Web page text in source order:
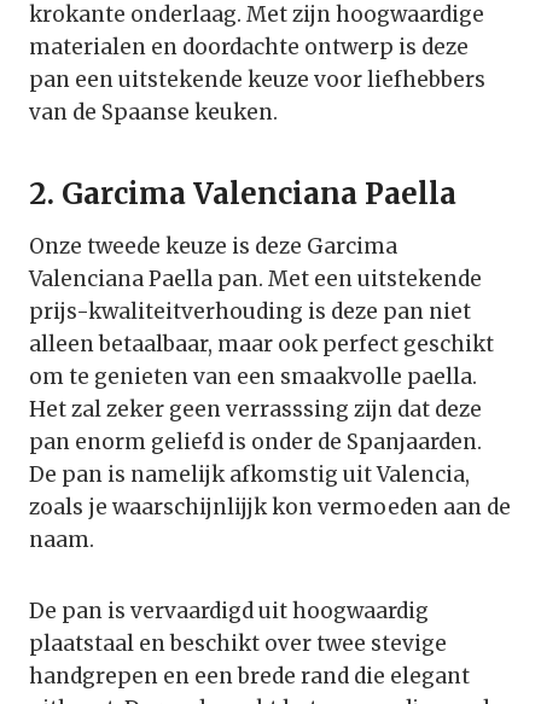
krokante onderlaag. Met zijn hoogwaardige
materialen en doordachte ontwerp is deze
pan een uitstekende keuze voor liefhebbers
van de Spaanse keuken.
2. Garcima Valenciana Paella
Onze tweede keuze is deze Garcima
Valenciana Paella pan. Met een uitstekende
prijs-kwaliteitverhouding is deze pan niet
alleen betaalbaar, maar ook perfect geschikt
om te genieten van een smaakvolle paella.
Het zal zeker geen verrasssing zijn dat deze
pan enorm geliefd is onder de Spanjaarden.
De pan is namelijk afkomstig uit Valencia,
zoals je waarschijnlijjk kon vermoeden aan de
naam.
De pan is vervaardigd uit hoogwaardig
plaatstaal en beschikt over twee stevige
handgrepen en een brede rand die elegant